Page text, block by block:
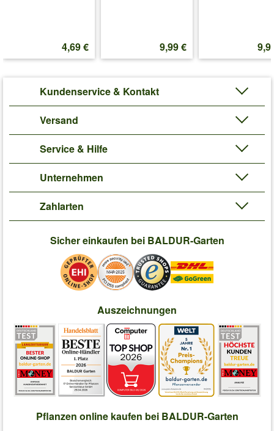
4,69 € 9,99 €
Kundenservice & Kontakt
Versand
Service & Hilfe
Unternehmen
Zahlarten
Sicher einkaufen bei BALDUR-Garten
Auszeichnungen
Pflanzen online kaufen bei BALDUR-Garten